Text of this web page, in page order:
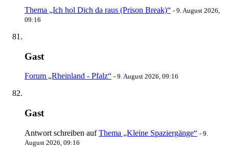
Thema „Ich hol Dich da raus (Prison Break)“ - 9. August 2026,
09:16
Gast
Forum „Rheinland - Pfalz“ - 9. August 2026, 09:16
Gast
Antwort schreiben aufThema „Kleine Spaziergänge“ - 9.
August 2026, 09:16